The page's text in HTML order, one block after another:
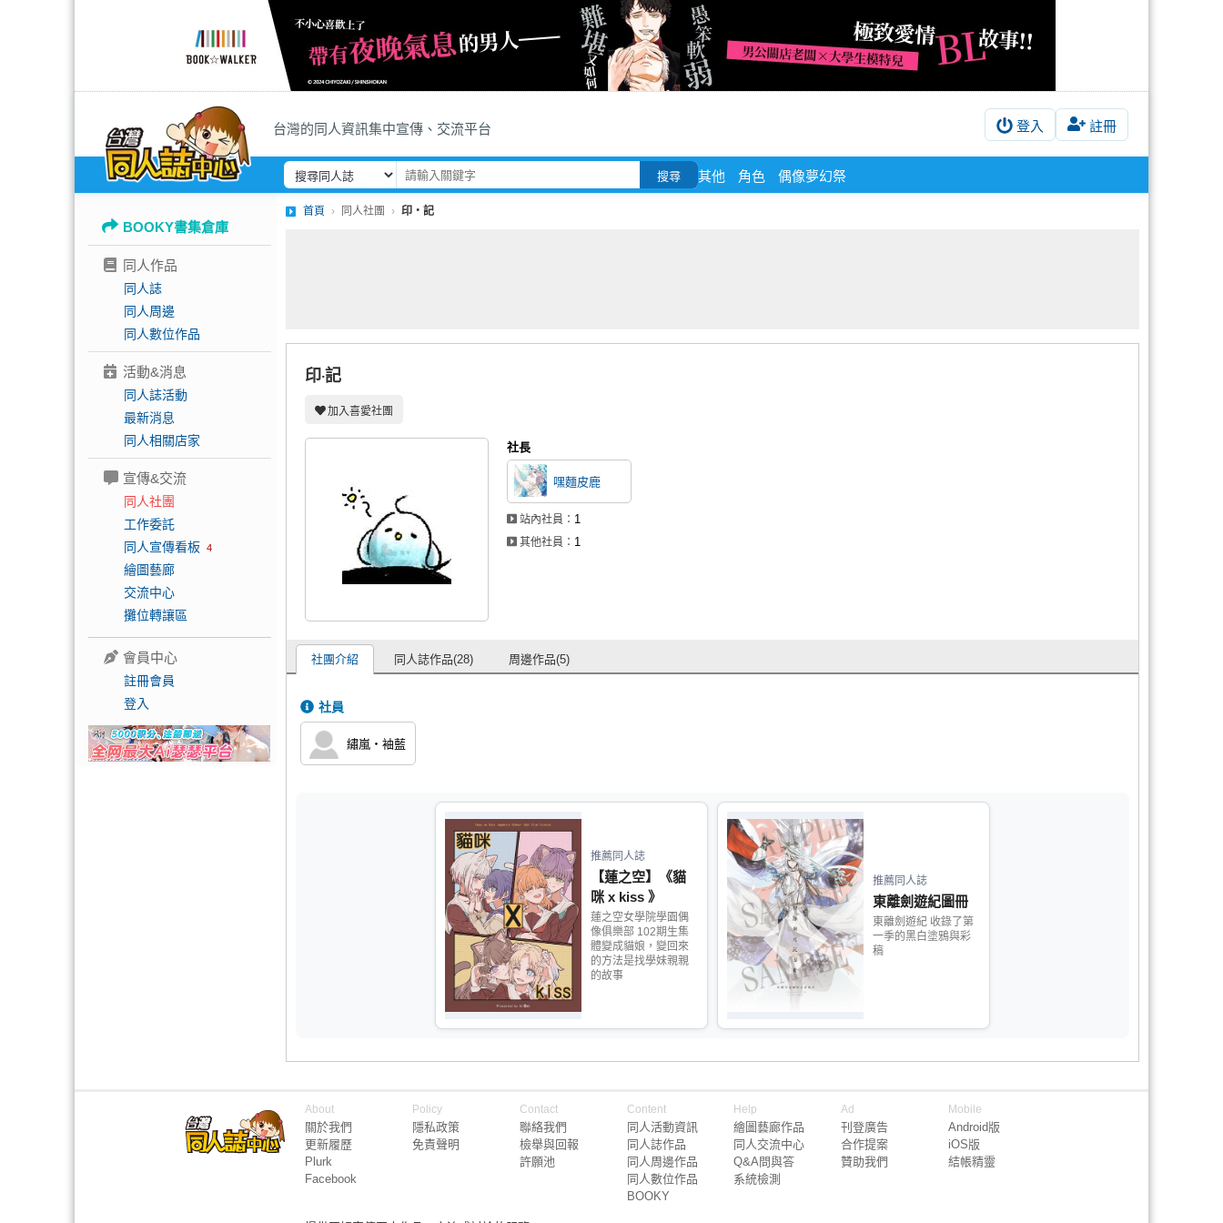
台灣的同人資訊集中宣傳、交流平台 登入 註冊
搜尋 其他 角色 偶像夢幻祭
BOOKY書集倉庫
同人作品
同人誌
同人周邊
同人數位作品
活動&消息
同人誌活動
最新消息
同人相關店家
宣傳&交流
同人社團
工作委託
同人宣傳看板 4
繪圖藝廊
交流中心
攤位轉讓區
會員中心
註冊會員
登入
首頁 同人社團 印‧記
印‧記
加入喜愛社團
社長
嘿麵皮鹿
站內社員： 1
其他社員： 1
社團介紹 同人誌作品(28) 周邊作品(5)
社員
繡嵐‧袖藍
推薦同人誌
【蓮之空】《貓
咪 x kiss 》
蓮之空女學院學園偶
像俱樂部 102期生集
體變成貓娘，變回來
的方法是找學妹親親
的故事
推薦同人誌
東離劍遊紀圖冊
東離劍遊紀 收錄了第
一季的黑白塗鴉與彩
稿
About
關於我們
更新履歷
Plurk
Facebook
Policy
隱私政策
免責聲明
Contact
聯絡我們
檢舉與回報
許願池
Content
同人活動資訊
同人誌作品
同人周邊作品
同人數位作品
BOOKY
Help
繪圖藝廊作品
同人交流中心
Q&A問與答
系統檢測
Ad
刊登廣告
合作提案
贊助我們
Mobile
Android版
iOS版
結帳精靈